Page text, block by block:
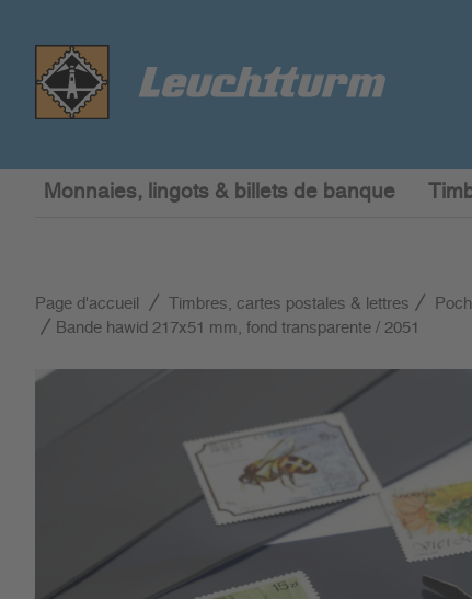
Monnaies, lingots & billets de banque
Page d'accueil Timbres, cartes postales & lettres
Bande hawid 217x51 mm, fond transparente / 2051